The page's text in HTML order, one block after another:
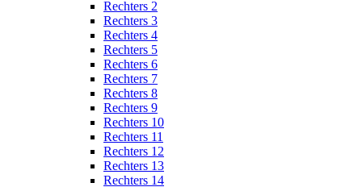
Rechters 2
Rechters 3
Rechters 4
Rechters 5
Rechters 6
Rechters 7
Rechters 8
Rechters 9
Rechters 10
Rechters 11
Rechters 12
Rechters 13
Rechters 14